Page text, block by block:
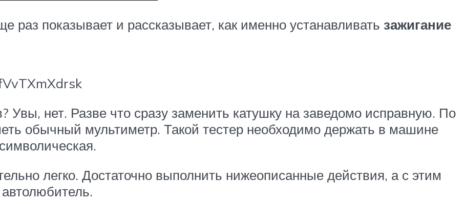
показывает и рассказывает, как именно устанавливать зажигание
Увы, нет. Разве что сразу заменить катушку на заведомо исправную. По
обычный мультиметр. Такой тестер необходимо держать в машине
легко. Достаточно выполнить нижеописанные действия, а с этим